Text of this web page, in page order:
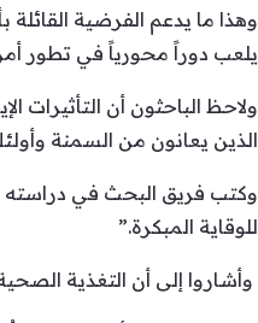
وهذا ما يدعم الفرضية
يلعب دوراً محورياً في تطور
ولاحظ الباحثون أن التأثيرات
الذين يعانون من السمنة
وكتب فريق البحث في دراسته
للوقاية المبكرة.”
وأشاروا إلى أن التغذية